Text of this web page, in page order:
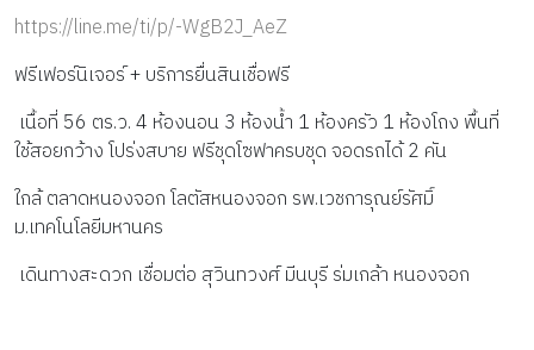
https://line.me/ti/p/-WgB2J_AeZ
ฟรีเฟอร์นิเจอร์ + บริการยื่นสินเชื่อฟรี
เนื้อที่ 56 ตร.ว. 4 ห้องนอน 3 ห้องน้ำ 1 ห้องครัว 1 ห้องโถง พื้นที่
ใช้สอยกว้าง โปร่งสบาย ฟรีชุดโซฟาครบชุด จอดรถได้ 2 คัน
ใกล้ ตลาดหนองจอก โลตัสหนองจอก รพ.เวชการุณย์รัศมิ์
ม.เทคโนโลยีมหานคร
เดินทางสะดวก เชื่อมต่อ สุวินทวงศ์ มีนบุรี ร่มเกล้า หนองจอก